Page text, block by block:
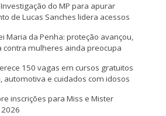
Investigação do MP para apurar
de Lucas Sanches lidera acessos
Maria da Penha: proteção avançou,
contra mulheres ainda preocupa
150 vagas em cursos gratuitos
automotiva e cuidados com idosos
inscrições para Miss e Mister